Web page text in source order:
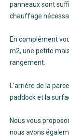
panneaux sont
chauffage
En complément
m2, une petite
rangement.
L'arrière de la
paddock et la
Nous vous
nous avons